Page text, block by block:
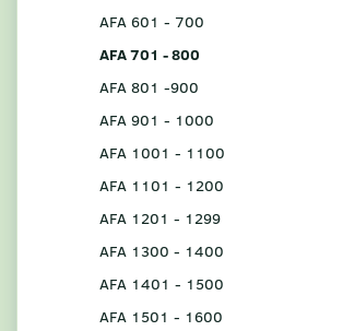
AFA 601 - 700
AFA 701 - 800
AFA 801 -900
AFA 901 - 1000
AFA 1001 - 1100
AFA 1101 - 1200
AFA 1201 - 1299
AFA 1300 - 1400
AFA 1401 - 1500
AFA 1501 - 1600